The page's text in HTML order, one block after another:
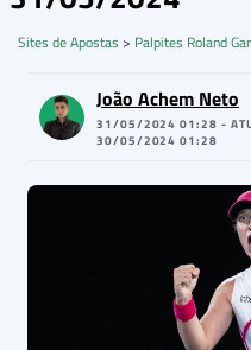
Sites de Apostas > Palpites Roland
João Achem Neto
31/05/2024 01:28 -
30/05/2024 01:28